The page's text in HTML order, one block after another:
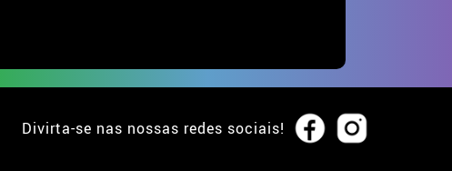
Divirta-se nas nossas redes sociais!